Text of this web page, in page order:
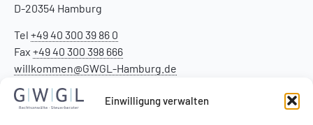
Einwilligung verwalten
D-20354 Hamburg
Tel +49 40 300 39 86 0
Fax +49 40 300 398 666
willkommen@GWGL-Hamburg.de